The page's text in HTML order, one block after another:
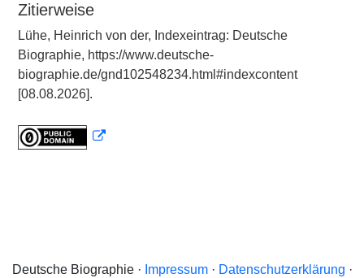
Zitierweise
Lühe, Heinrich von der, Indexeintrag: Deutsche
Biographie, https://www.deutsche-
biographie.de/gnd102548234.html#indexcontent
[08.08.2026].
Deutsche Biographie · Impressum· Datenschutzerklärung ·